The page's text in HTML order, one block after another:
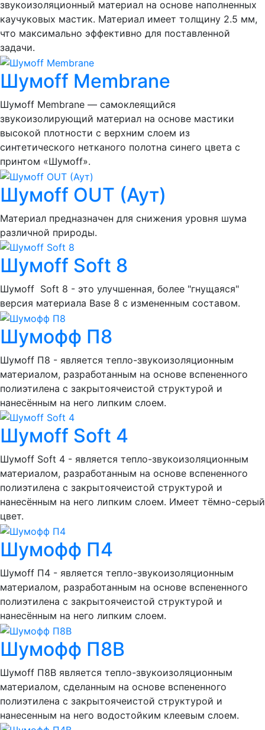
звукоизоляционный материал на основе наполненных
каучуковых мастик. Материал имеет толщину 2.5 мм,
что максимально эффективно для поставленной
задачи.
Шумoff Membrane
Шумоff Membrane — самоклеящийся
звукоизолирующий материал на основе мастики
высокой плотности с верхним слоем из
синтетического нетканого полотна синего цвета с
принтом «Шумоff».
Шумoff OUT (Аут)
Материал предназначен для снижения уровня шума
различной природы.
Шумoff Soft 8
Шумоff Soft 8 - это улучшенная, более "гнущаяся"
версия материала Base 8 с измененным составом.
Шумофф П8
Шумоff П8 - является тепло-звукоизоляционным
материалом, разработанным на основе вспененного
полиэтилена с закрытоячеистой структурой и
нанесённым на него липким слоем.
Шумoff Soft 4
Шумоff Soft 4 - является тепло-звукоизоляционным
материалом, разработанным на основе вспененного
полиэтилена с закрытоячеистой структурой и
нанесённым на него липким слоем. Имеет тёмно-серый
цвет.
Шумофф П4
Шумоff П4 - является тепло-звукоизоляционным
материалом, разработанным на основе вспененного
полиэтилена с закрытоячеистой структурой и
нанесённым на него липким слоем.
Шумофф П8В
Шумоff П8В является тепло-звукоизоляционным
материалом, сделанным на основе вспененного
полиэтилена с закрытоячеистой структурой и
нанесенным на него водостойким клеевым слоем.